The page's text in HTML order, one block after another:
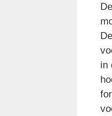
in